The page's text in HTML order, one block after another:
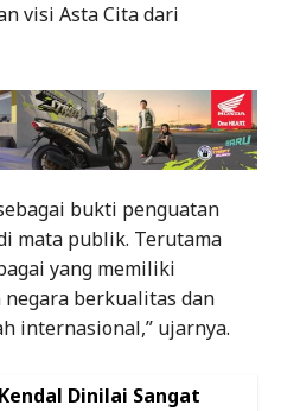
visi Asta Cita dari
bukti penguatan
mata publik. Terutama
yang memiliki
berkualitas dan
internasional,” ujarnya.
Dinilai Sangat